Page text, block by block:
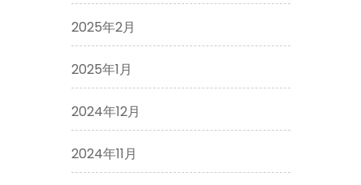
2025年2月
2025年1月
2024年12月
2024年11月